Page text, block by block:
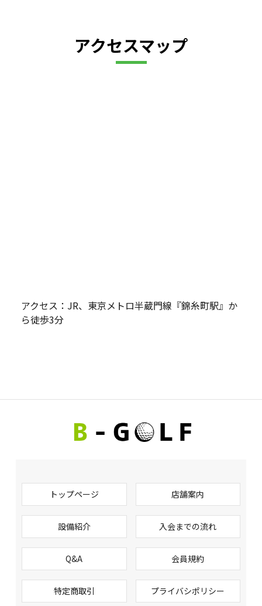
アクセスマップ
アクセス：JR、東京メトロ半蔵門線『錦糸町駅』か
ら徒歩3分
トップページ 店舗案内
設備紹介 入会までの流れ
Q&A 会員規約
特定商取引 プライバシポリシー